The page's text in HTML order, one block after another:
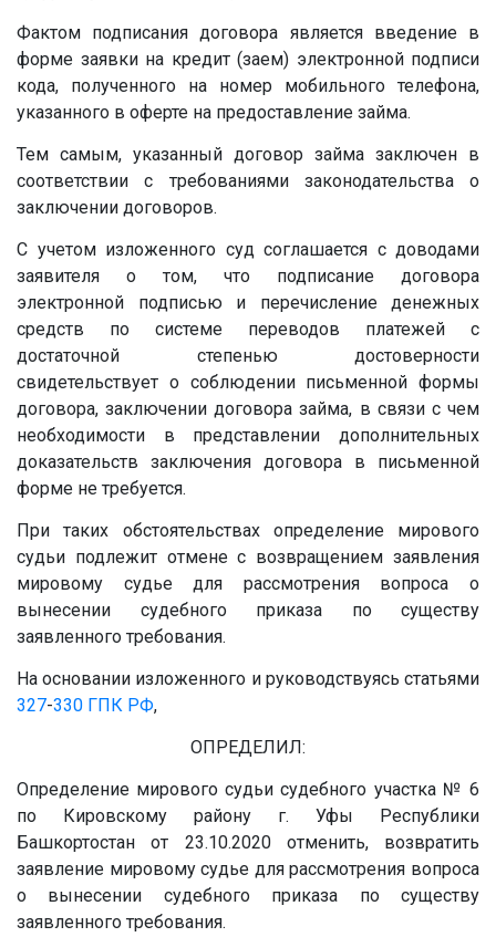
Фактом подписания договора является введение в
форме заявки на кредит (заем) электронной подписи
кода, полученного на номер мобильного телефона,
указанного в оферте на предоставление займа.
Тем самым, указанный договор займа заключен в
соответствии с требованиями законодательства о
заключении договоров.
С учетом изложенного суд соглашается с доводами
заявителя о том, что подписание договора
электронной подписью и перечисление денежных
средств по системе переводов платежей с
достаточной степенью достоверности
свидетельствует о соблюдении письменной формы
договора, заключении договора займа, в связи с чем
необходимости в представлении дополнительных
доказательств заключения договора в письменной
форме не требуется.
При таких обстоятельствах определение мирового
судьи подлежит отмене с возвращением заявления
мировому судье для рассмотрения вопроса о
вынесении судебного приказа по существу
заявленного требования.
На основании изложенного и руководствуясь статьями
327-330 ГПК РФ,
ОПРЕДЕЛИЛ:
Определение мирового судьи судебного участка № 6
по Кировскому району г. Уфы Республики
Башкортостан от 23.10.2020 отменить, возвратить
заявление мировому судье для рассмотрения вопроса
о вынесении судебного приказа по существу
заявленного требования.